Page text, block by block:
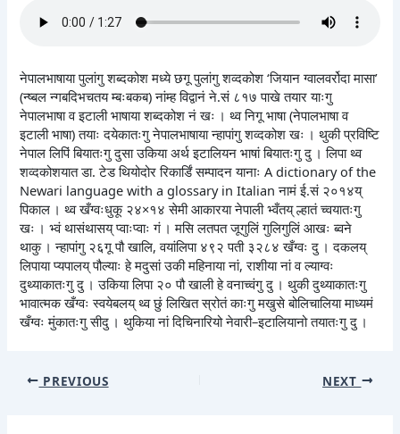
नेपालभाषाया पुलांगु शब्दकोश मध्ये छगू पुलांगु शव्दकोश ‘जियान ग्वालवर्रोदा मासा’
(न्ष्बल न्गबदिभचतय म्बःबकब) नांम्ह विद्वानं ने.सं ८१७ पाखे तयार याःगु
नेपालभाषा व इटाली भाषाया शब्दकोश नं खः । थ्व निगू भाषा (नेपालभाषा व
इटाली भाषा) तयाः दयेकातःगु नेपालभाषाया न्हापांगु शव्दकोश खः । थुकी प्रविष्टि
नेपाल लिपिं बियातःगु दुसा उकिया अर्थ इटालियन भाषां बियातःगु दु । लिपा थ्व
शव्दकोशयात डा. टेड थियोदोर रिकार्डिं सम्पादन यानाः A dictionary of the
Newari language with a glossary in Italian नामं ई.सं २०१४य्
पिकाल । थ्व खँग्वःधुकू २४×१४ सेमी आकारया नेपाली भ्वँतय् ल्हातं च्वयातःगु
खः । भ्वं थासंथासय् प्वाःप्वाः गं । मसि लतपत जूगुलिं गुलिगुलिं आखः ब्वने
थाकु । न्हापांगु २६गू पौ खालि, वयांलिपा ४९२ पती ३२८४ खँग्वः दु । दकलय्
लिपाया प्यपालय् पौल्याः हे मदुसां उकी महिनाया नां, राशीया नां व ल्याग्वः
दुथ्याकातःगु दु । उकिया लिपा २० पौ खाली हे वनाच्वंगु दु । थुकी दुथ्याकातःगु
भावात्मक खँग्वः स्वयेबलय् थ्व छुं लिखित स्रोतं काःगु मखुसे बोलिचालिया माध्यमं
खँग्वः मुंकातःगु सीदु । थुकिया नां दिचिनारियो नेवारी–इटालियानो तयातःगु दु ।
PREVIOUS NEXT